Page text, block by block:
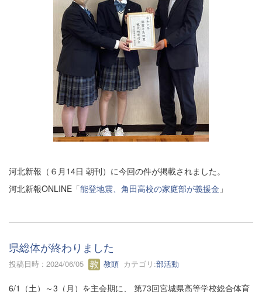
河北新報（６月14日 朝刊）に今回の件が掲載されました。
河北新報ONLINE「能登地震、角田高校の家庭部が義援金 」
県総体が終わりました
投稿日時 : 2024/06/05 教頭 カテゴリ:部活動
6/1（土）～3（月）を主会期に、 第73回宮城県高等学校総合体育